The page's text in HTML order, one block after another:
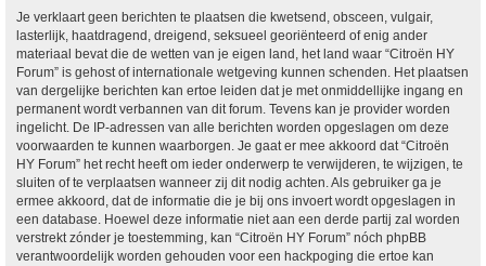
Je verklaart geen berichten te plaatsen die kwetsend, obsceen, vulgair,
lasterlijk, haatdragend, dreigend, seksueel georiënteerd of enig ander
materiaal bevat die de wetten van je eigen land, het land waar “Citroën HY
Forum” is gehost of internationale wetgeving kunnen schenden. Het plaatsen
van dergelijke berichten kan ertoe leiden dat je met onmiddellijke ingang en
permanent wordt verbannen van dit forum. Tevens kan je provider worden
ingelicht. De IP-adressen van alle berichten worden opgeslagen om deze
voorwaarden te kunnen waarborgen. Je gaat er mee akkoord dat “Citroën
HY Forum” het recht heeft om ieder onderwerp te verwijderen, te wijzigen, te
sluiten of te verplaatsen wanneer zij dit nodig achten. Als gebruiker ga je
ermee akkoord, dat de informatie die je bij ons invoert wordt opgeslagen in
een database. Hoewel deze informatie niet aan een derde partij zal worden
verstrekt zónder je toestemming, kan “Citroën HY Forum” nóch phpBB
verantwoordelijk worden gehouden voor een hackpoging die ertoe kan